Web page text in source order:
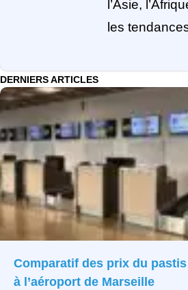
l’Asie,
les
DERNIERS ARTICLES
Comparatif des prix du
à l’aéroport de Marseille